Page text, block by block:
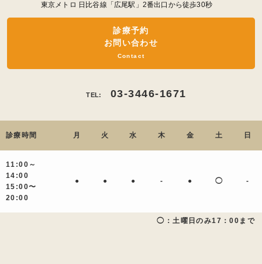
東京メトロ 日比谷線「広尾駅」2番出口から徒歩30秒
診療予約
お問い合わせ
Contact
TEL: 03-3446-1671
診療時間 月 火 水 木 金 土 日
11:00～
14:00
15:00〜
20:00
● ● ● - ● ◯ -
◯：土曜日のみ17：00まで